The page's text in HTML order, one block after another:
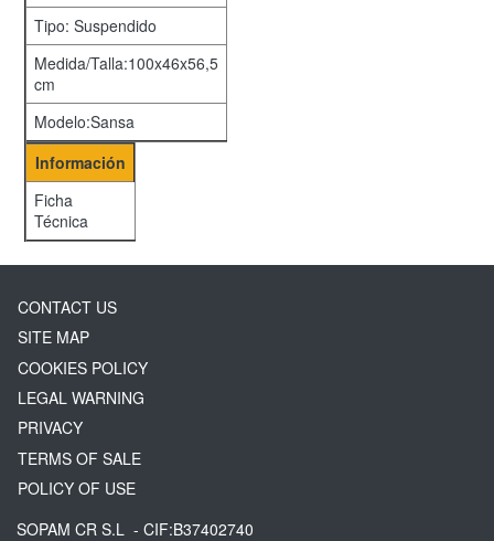
Tipo: Suspendido
Medida/Talla:100x46x56,5
cm
Modelo:Sansa
Información
Ficha
Técnica
CONTACT US
SITE MAP
COOKIES POLICY
LEGAL WARNING
PRIVACY
TERMS OF SALE
POLICY OF USE
SOPAM CR S.L - CIF:B37402740